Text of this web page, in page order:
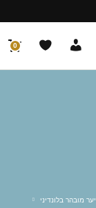
0
מובהר בלונדיני